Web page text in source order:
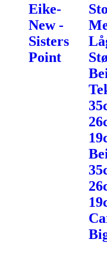
Eike-
New -
Sisters
Point